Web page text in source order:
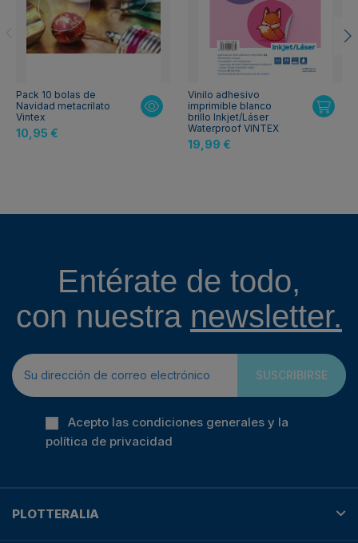
Pack 10 bolas de
Navidad metacrilato
Vintex
10,95 €
Vinilo adhesivo
imprimible blanco
brillo Inkjet/Láser
Waterproof VINTEX
19,99 €
Entérate de todo,
con nuestra newsletter.
SUSCRIBIRSE
Acepto las condiciones generales y la
política de privacidad
PLOTTERALIA